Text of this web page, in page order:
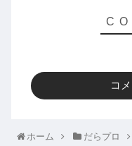
コ
ホーム だらプロ